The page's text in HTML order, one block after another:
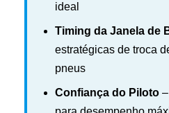
ideal
Timing da Janela de
estratégicas de troca
pneus
Confiança do Piloto